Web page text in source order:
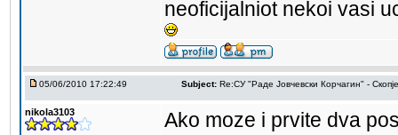
neoficijalniot nekoi vasi
05/06/2010 17:22:49 Subject: Re:СУ "Раде Јовчевски Корчагин" - Скопје
nikola3103
Ako moze i prvite dva